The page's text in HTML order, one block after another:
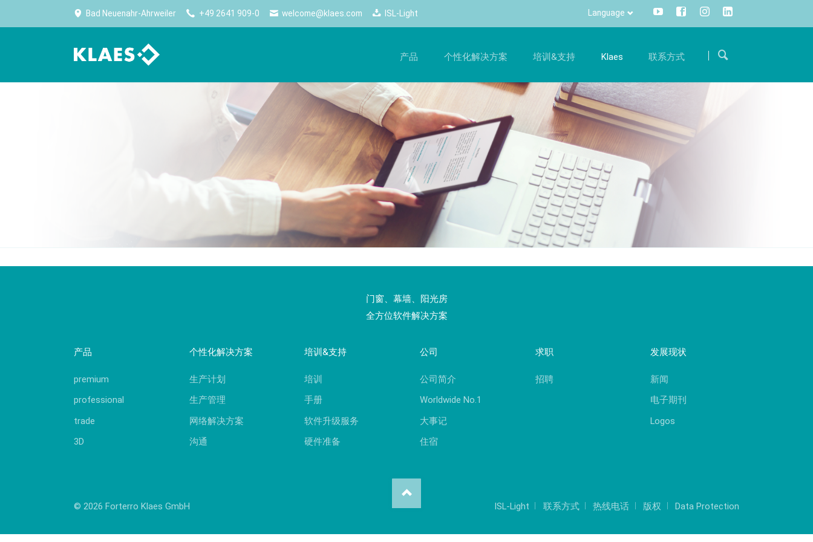
Bad Neuenahr-Ahrweiler +49 2641 909-0 welcome@klaes.com ISL-Light Language
navigation
产品
适合门窗制造专家的全方位解决方案
Klaes professional
实现自动化生产、适合各类门窗制造
Klaes trade
经销商门窗设计软件解决方案
阳光房、幕墙软件解决方案
个性化解决方案
生产管理
优化工作流程，提升生产质量
设备控制
卷帘配置器
门板配置
门设计师
CAM 2D
使用网络解决方案，尽享自由体验
网络商店
经销商端口
商务云
网页跟踪
经销商云服务
沟通
一键便可获取所有信息，灵活，全面
信息管理
CRM
DMS
培训&支持
手册
软件升级服务
硬件准备
Klaes
Klaes——门窗、幕墙、阳光房行业内，全球最大的
最新动态
随时掌握最新动态 ——Klaes的所有新闻和重要活动
一目了然。
电子期刊
Logos
成为我们国际团队的一员，用您的专业知识支持我
们。
招聘
联系方式
国际
热线电话
联系方式
门窗、幕墙、阳光房
全方位软件解决方案
产品
premium
professional
trade
3D
个性化解决方案
生产计划
生产管理
网络解决方案
沟通
培训&支持
培训
手册
软件升级服务
硬件准备
公司
公司简介
Worldwide No.1
大事记
住宿
求职
招聘
发展现状
新闻
电子期刊
Logos
© 2026 Forterro Klaes GmbH ISL-Light 联系方式 热线电话 版权 Data Protection